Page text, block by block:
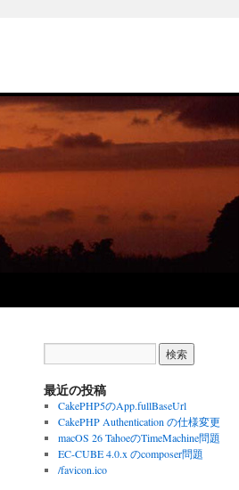
最近の投稿
CakePHP5のApp.fullBaseUrl
CakePHP Authentication の仕様変更
macOS 26 TahoeのTimeMachine問題
EC-CUBE 4.0.x のcomposer問題
/favicon.ico